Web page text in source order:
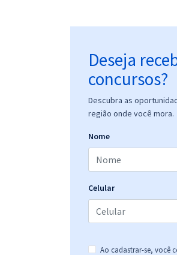
Deseja
concursos?
Descubra as
região onde você mora.
Nome
Celular
Ao cadastrar-se, você